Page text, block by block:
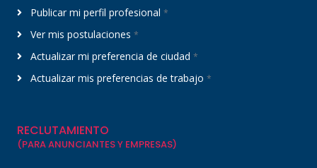
Publicar mi perfil profesional *
Ver mis postulaciones *
Actualizar mi preferencia de ciudad *
Actualizar mis preferencias de trabajo *
RECLUTAMIENTO
(PARA ANUNCIANTES Y EMPRESAS)